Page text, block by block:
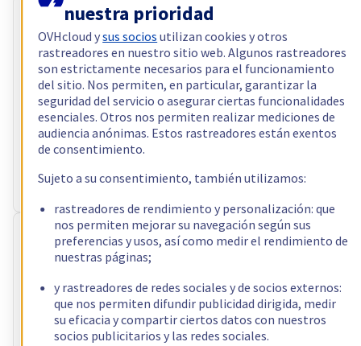
RISE-GAME-2 Instalación gratuita
89,99 €
sin IVA/meses decir 108,89 € IVA incl./mes
Configurar
ProcesadorAMD Ryzen 7 5800X
c /16t –3,8GHz
RAM64 GB – 128 GB
Almacenamiento
2 x 960 GB
Ancho de banda público
RISE-3 Instalación gratuita
91,99 €
sin IVA/meses decir 111,31 € IVA incl./mes
Configurar
ProcesadorAMD Ryzen 9 5900X
nuestra prioridad
OVHcloud ysus socios utilizan cookies y otros
rastreadores en nuestro sitio web. Algunos rastreadores
son estrictamente necesarios para el funcionamiento
del sitio. Nos permiten, en particular, garantizar la
seguridad del servicio o asegurar ciertas funcionalidades
esenciales. Otros nos permiten realizar mediciones de
audiencia anónimas. Estos rastreadores están exentos
de consentimiento.
Sujeto a su consentimiento, también utilizamos:
rastreadores de rendimiento y personalización: que
nos permiten mejorar su navegación según sus
preferencias y usos, así como medir el rendimiento de
nuestras páginas;
y rastreadores de redes sociales y de socios externos:
que nos permiten difundir publicidad dirigida, medir
su eficacia y compartir ciertos datos con nuestros
socios publicitarios y las redes sociales.